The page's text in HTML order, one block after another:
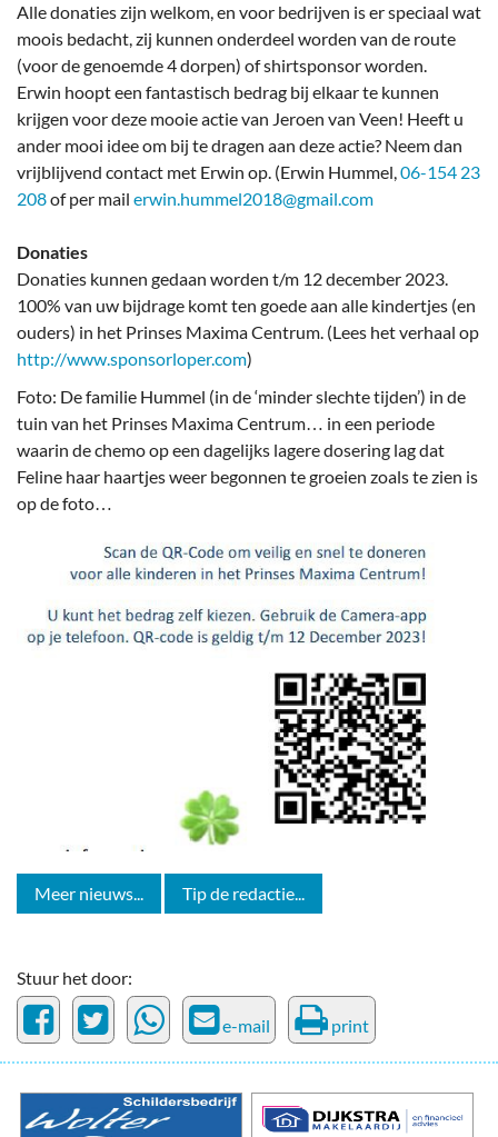
Alle donaties zijn welkom, en voor bedrijven is er speciaal wat
moois bedacht, zij kunnen onderdeel worden van de route
(voor de genoemde 4 dorpen) of shirtsponsor worden.
Erwin hoopt een fantastisch bedrag bij elkaar te kunnen
krijgen voor deze mooie actie van Jeroen van Veen! Heeft u
ander mooi idee om bij te dragen aan deze actie? Neem dan
vrijblijvend contact met Erwin op. (Erwin Hummel,06-154 23
208of per mail erwin.hummel2018@gmail.com
Donaties
Donaties kunnen gedaan worden t/m 12 december 2023.
100% van uw bijdrage komt ten goede aan alle kindertjes (en
ouders) in het Prinses Maxima Centrum. (Lees het verhaal op
http://www.sponsorloper.com)
Foto: De familie Hummel (in de ‘minder slechte tijden’) in de
tuin van het Prinses Maxima Centrum… in een periode
waarin de chemo op een dagelijks lagere dosering lag dat
Feline haar haartjes weer begonnen te groeien zoals te zien is
op de foto…
Meer nieuws... Tip de redactie...
Stuur het door:
e-mail print